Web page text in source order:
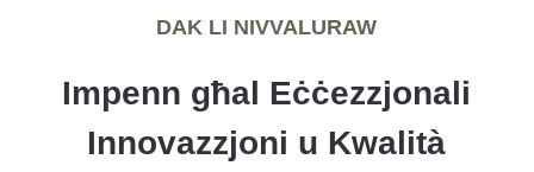
DAK LI NIVVALURAW
Impenn għal Eċċezzjonali
Innovazzjoni u Kwalità